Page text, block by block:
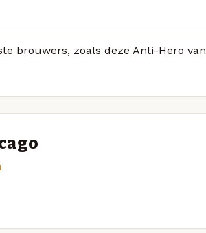
brouwers, zoals deze Anti-Hero van